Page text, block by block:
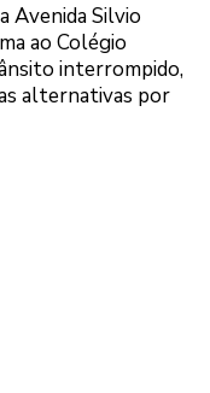
Avenida Silvio
ao Colégio
interrompido,
alternativas por